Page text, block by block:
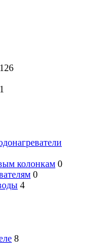
126
1
колонкам 0
0
4
8